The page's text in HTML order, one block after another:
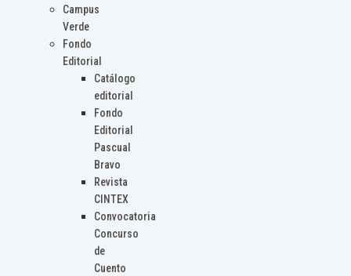
Campus
Verde
Fondo
Editorial
Catálogo
editorial
Fondo
Editorial
Pascual
Bravo
Revista
CINTEX
Convocatoria
Concurso
de
Cuento